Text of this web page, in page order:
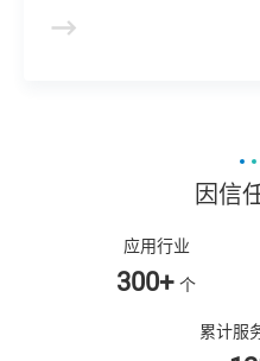
建、AI驱动、多模态交互的
因信
应用行业
300+ 个
累计服